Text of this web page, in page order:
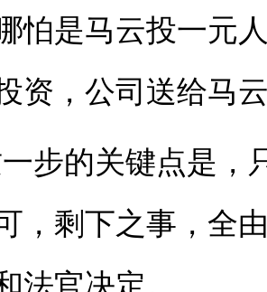
怕是马云投一元
资，公司送给马
一步的关键点是
，剩下之事，全
法官决定。